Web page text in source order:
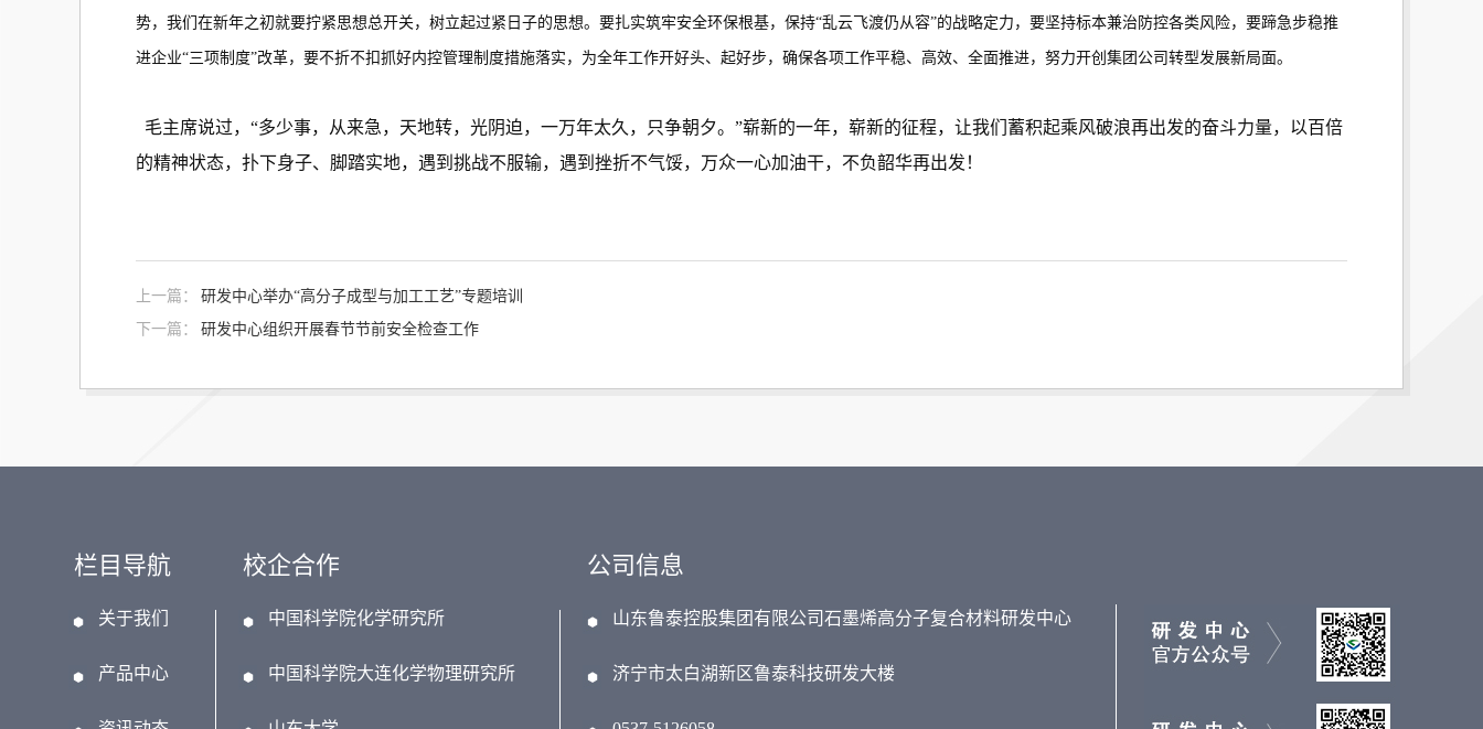
势，我们在新年之初就要拧紧思想总开关，树立起过紧日子的思想。要扎实筑牢安全环保根基，保持“乱云飞渡仍从容”的战略定力，要坚持标本兼治防控各类风险，要蹄急步稳推
进企业“三项制度”改革，要不折不扣抓好内控管理制度措施落实，为全年工作开好头、起好步，确保各项工作平稳、高效、全面推进，努力开创集团公司转型发展新局面。
毛主席说过，“多少事，从来急，天地转，光阴迫，一万年太久，只争朝夕。”崭新的一年，崭新的征程，让我们蓄积起乘风破浪再出发的奋斗力量，以百倍
的精神状态，扑下身子、脚踏实地，遇到挑战不服输，遇到挫折不气馁，万众一心加油干，不负韶华再出发！
上一篇：
研发中心举办“高分子成型与加工工艺”专题培训
下一篇：
研发中心组织开展春节节前安全检查工作
栏目导航
关于我们
产品中心
校企合作
中国科学院化学研究所
中国科学院大连化学物理研究所
公司信息
山东鲁泰控股集团有限公司石墨烯高分子复合材料研发中心
济宁市太白湖新区鲁泰科技研发大楼